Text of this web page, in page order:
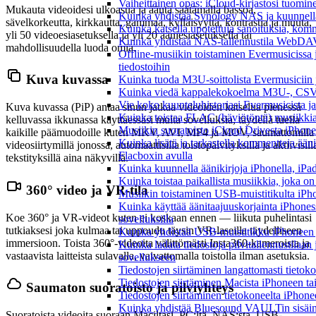
Vaiheittainen opas: iCloud-kirjastosi
Kuinka yhdistää Synology NAS ja
Kuinka katsella upotettuja sanoituksia,
Kuinka yhdistää NAS-tallennustila
Offline-musiikin toistaminen
tiedostoihin
Kuinka tuoda M3U-soittolista Evermusiciin
Kuinka viedä kappalekokoelma M3U-,
Vie koko kuunteluhistoriasi Evermusicista
Kuinka toistaa FLAC (häviötöntä)
Musiikin suoratoisto iCloud Drivesta
Kuinka lisätä ja tarkastella kommentteja
Flacboxin avulla
Kuinka kuunnella äänikirjoja iPhonella,
Kuinka toistaa paikallista musiikkia, joka
Musiikin toistaminen USB-muistitikulta
Kuinka käyttää äänitaajuuskorjainta
sovelluksilla
Kuinka yhdistää USB-muistitikku
Kuinka ladata tiedostoja
sovellukseen
Tiedostojen siirtäminen langattomasti
Tiedostojen siirtäminen Macista iPhoneen
Tiedostojen siirtäminen tietokoneelta
Kuinka yhdistää Bluesound VAULTin
Mukauta videoidesi ulkoasua ja ääntä säätämällä bassoa,
sävelkorkeutta, kirkkautta, gammaa, kylläisyyttä, kontrastia ja muuta,
yli 50 videoesiasetuksella ja yli 20 ääniesiasetuksella tai
mahdollisuudella luoda omia.
Kuva kuvassa
Kuva kuvassa (PiP) antaa sinun jatkaa videoiden katselua pienessä
kelluvassa ikkunassa käyttäessäsi muita sovelluksia, täydellä tuella
kaikille päämuodoille kuten MKV, AVI, MP4 ja MOV, saumattomilla
videosiirtymillä jonossa, automaattisilla toistopäivityksillä ja
tekstityksillä aina näkyvillä.
360° video ja VR-tila
Koe 360° ja VR-videot kuten ei koskaan ennen — liikuta puhelintasi
tutkiaksesi joka kulmaa tai uppoudu täysin VR-laseilla täydelliseen
immersioon. Toista 360°-videoita välittömästi Insta360-kameroista ja
vastaavista laitteista sulavalla, vaivattomalla toistolla ilman asetuksia.
Saumaton suoratoisto ja pilviyhteys